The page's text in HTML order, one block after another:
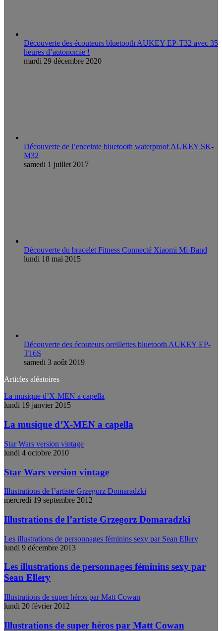
Découverte des écouteurs bluetooth AUKEY EP-T32 avec 35
heures d’autonomie !
mardi 29 décembre 2020
Découverte de l’enceinte bluetooth waterproof AUKEY SK-
M32
samedi 1 juillet 2017
Découverte du bracelet Fitness Connecté Xiaomi Mi-Band
lundi 18 mai 2015
Découverte des écouteurs oreillettes bluetooth AUKEY EP-
T16S
samedi 3 août 2019
Articles aléatoires
La musique d’X-MEN a capella
lundi 19 janvier 2015
La musique d’X-MEN a capella
Star Wars version vintage
lundi 4 octobre 2010
Star Wars version vintage
Illustrations de l’artiste Grzegorz Domaradzki
mercredi 19 septembre 2012
Illustrations de l’artiste Grzegorz Domaradzki
Les illustrations de personnages féminins sexy par Sean Ellery
lundi 9 décembre 2013
Les illustrations de personnages féminins sexy par
Sean Ellery
Illustrations de super héros par Matt Cowan
lundi 20 février 2012
Illustrations de super héros par Matt Cowan